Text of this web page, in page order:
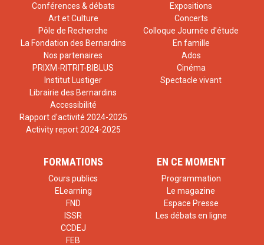
Conférences & débats
Art et Culture
Pôle de Recherche
La Fondation des Bernardins
Nos partenaires
PRIXM-RITRIT-BIBLUS
Institut Lustiger
Librairie des Bernardins
Accessibilité
Rapport d'activité 2024-2025
Activity report 2024-2025
Expositions
Concerts
Colloque Journée d'étude
En famille
Ados
Cinéma
Spectacle vivant
FORMATIONS
Cours publics
ELearning
FND
ISSR
CCDEJ
FEB
EN CE MOMENT
Programmation
Le magazine
Espace Presse
Les débats en ligne